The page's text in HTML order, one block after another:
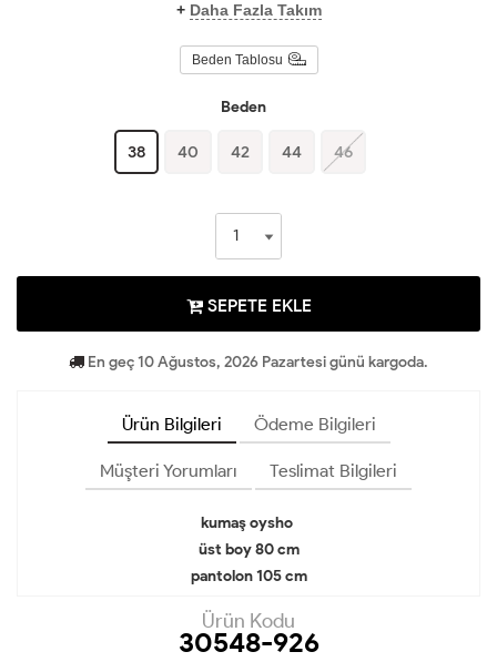
+ Daha Fazla Takım
Beden Tablosu
Beden
38 40 42 44 46
SEPETE EKLE
En geç 10 Ağustos, 2026 Pazartesi günü kargoda.
Ürün Bilgileri Ödeme Bilgileri
Müşteri Yorumları Teslimat Bilgileri
kumaş oysho
üst boy 80 cm
pantolon 105 cm
Ürün Kodu
30548-926